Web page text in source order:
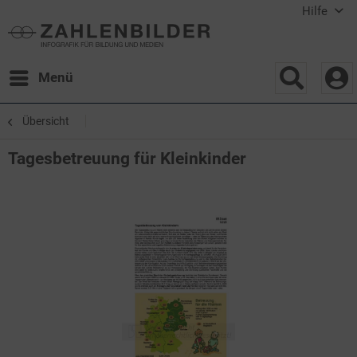
Hilfe
Menü
Übersicht
Tagesbetreuung für Kleinkinder